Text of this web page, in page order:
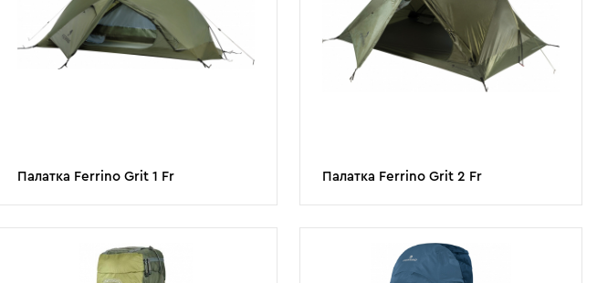
Палатка Ferrino Grit 1 Fr Палатка Ferrino Grit 2 Fr